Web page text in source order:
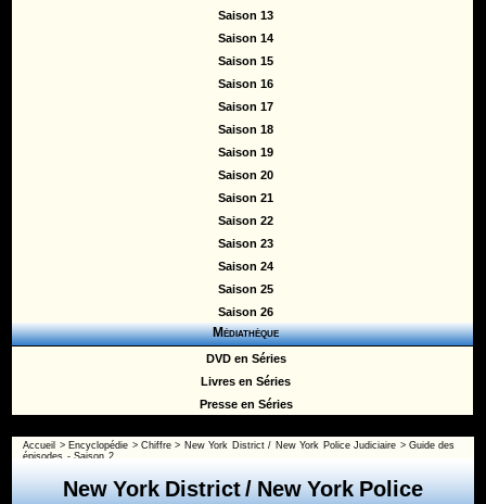
Saison 13
Saison 14
Saison 15
Saison 16
Saison 17
Saison 18
Saison 19
Saison 20
Saison 21
Saison 22
Saison 23
Saison 24
Saison 25
Saison 26
Médiathèque
DVD en Séries
Livres en Séries
Presse en Séries
Accueil > Encyclopédie >Chiffre > New York District / New York Police Judiciaire > Guide des
épisodes - Saison 2
New York District / New York Police